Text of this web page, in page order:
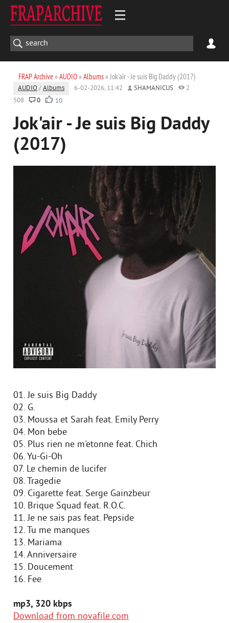
FRAP Archive» AUDIO» Albums» Jok'air - Je suis Big Daddy (2017)
AUDIO /Albums 6-02-2026, 11:42 SHAMANICUS
2
508
0 10
Jok'air - Je suis Big Daddy
(2017)
01. Je suis Big Daddy
02. G.
03. Moussa et Sarah feat. Emily Perry
04. Mon bebe
05. Plus rien ne m'etonne feat. Chich
06. Yu-Gi-Oh
07. Le chemin de lucifer
08. Tragedie
09. Cigarette feat. Serge Gainzbeur
10. Brique Squad feat. R.O.C.
11. Je ne sais pas feat. Pepside
12. Tu me manques
13. Mariama
14. Anniversaire
15. Doucement
16. Fee
mp3, 320 kbps
Download from novafile.com